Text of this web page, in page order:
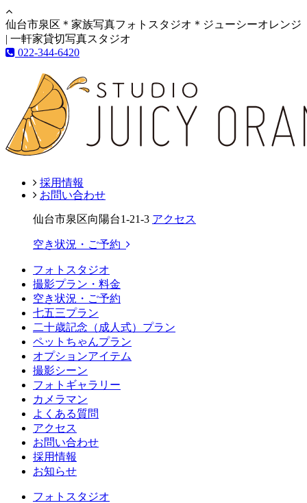
仙台市泉区＊家族写真フォトスタジオ＊ジューシーオレンジ
| 一軒家貸切写真スタジオ
022-344-6420
採用情報
お問い合わせ
仙台市泉区向陽台1-21-3 アクセス
空き状況・ご予約
フォトスタジオ
撮影プラン・料金
空き状況・ご予約
七五三プラン
二十歳記念（成人式）プラン
ペットちゃんプラン
オプションアイテム
撮影シーン
フォトギャラリー
カメラマン
よくある質問
アクセス
お問い合わせ
採用情報
お知らせ
フォトスタジオ